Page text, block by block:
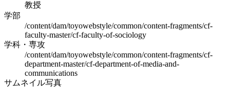
教授
学部
/content/dam/toyowebstyle/common/content-fragments/cf-
faculty-master/cf-faculty-of-sociology
学科・専攻
/content/dam/toyowebstyle/common/content-fragments/cf-
department-master/cf-department-of-media-and-
communications
サムネイル写真